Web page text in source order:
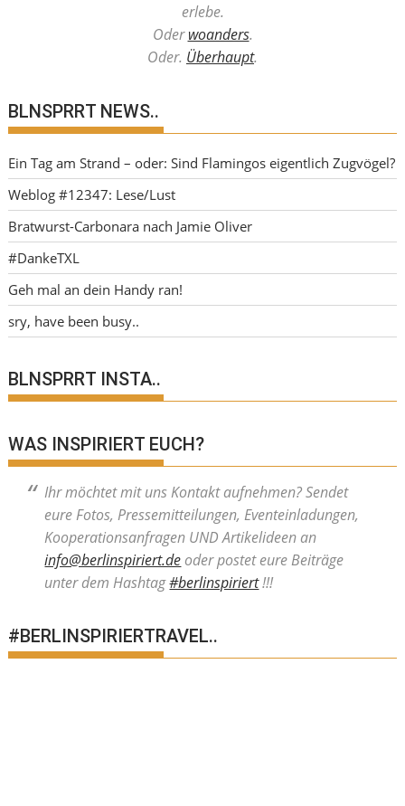
erlebe.
Oderwoanders.
Oder. Überhaupt.
BLNSPRRT NEWS..
Ein Tag am Strand – oder: Sind Flamingos eigentlich Zugvögel?
Weblog #12347: Lese/Lust
Bratwurst-Carbonara nach Jamie Oliver
#DankeTXL
Geh mal an dein Handy ran!
sry, have been busy..
BLNSPRRT INSTA..
WAS INSPIRIERT EUCH?
Ihr möchtet mit uns Kontakt aufnehmen? Sendet
eure Fotos, Pressemitteilungen, Eventeinladungen,
Kooperationsanfragen UND Artikelideen an
info@berlinspiriert.deoder postet eure Beiträge
unter dem Hashtag#berlinspiriert!!!
#BERLINSPIRIERTRAVEL..